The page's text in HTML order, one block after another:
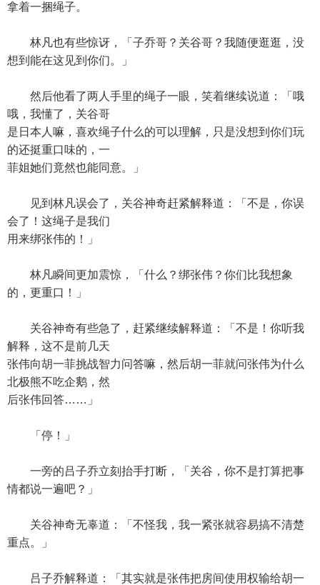
拿着一捆绳子。
林凡也有些惊讶，「子乔哥？关谷哥？我随便逛逛，没
想到能在这见到你们。」
然后他看了两人手里的绳子一眼，笑着继续说道：「哦
哦，我懂了，关谷哥
是日本人嘛，喜欢绳子什么的可以理解，只是没想到你们玩
的还挺重口味的，一
菲姐她们竟然也能同意。」
见到林凡误会了，关谷神奇赶紧解释道：「不是，你误
会了！这绳子是我们
用来绑张伟的！」
林凡瞬间更加震惊，「什么？绑张伟？你们比我想象
的，更重口！」
关谷神奇有些急了，赶紧继续解释道：「不是！你听我
解释，这不是前几天
张伟向胡一菲挑战智力问答嘛，然后胡一菲就问张伟为什么
北极熊不吃企鹅，然
后张伟回答……」
「停！」
一旁的吕子乔立刻抬手打断，「关谷，你不是打算把事
情都说一遍吧？」
关谷神奇无辜道：「不怪我，我一紧张就容易搞不清楚
重点。」
吕子乔解释道：「其实就是张伟把房间使用权输给胡一